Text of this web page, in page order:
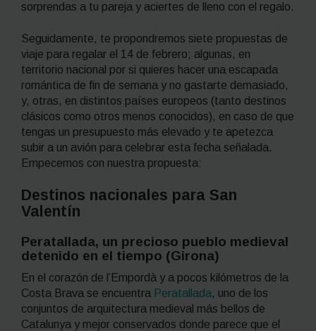
sorprendas a tu pareja y aciertes de lleno con el regalo.
Seguidamente, te propondremos siete propuestas de
viaje para regalar el 14 de febrero; algunas, en
territorio nacional por si quieres hacer una escapada
romántica de fin de semana y no gastarte demasiado,
y, otras, en distintos países europeos (tanto destinos
clásicos como otros menos conocidos), en caso de que
tengas un presupuesto más elevado y te apetezca
subir a un avión para celebrar esta fecha señalada.
Empecemos con nuestra propuesta:
Destinos nacionales para San
Valentín
Peratallada, un precioso pueblo medieval
detenido en el tiempo (Girona)
En el corazón de l’Empordà y a pocos kilómetros de la
Costa Brava se encuentra Peratallada, uno de los
conjuntos de arquitectura medieval más bellos de
Catalunya y mejor conservados donde parece que el